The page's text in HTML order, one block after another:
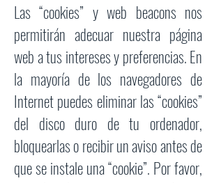
Las “cookies” y web beacons nos
permitirán adecuar nuestra página
web a tus intereses y preferencias. En
la mayoría de los navegadores de
Internet puedes eliminar las “cookies”
del disco duro de tu ordenador,
bloquearlas o recibir un aviso antes de
que se instale una “cookie”. Por favor,